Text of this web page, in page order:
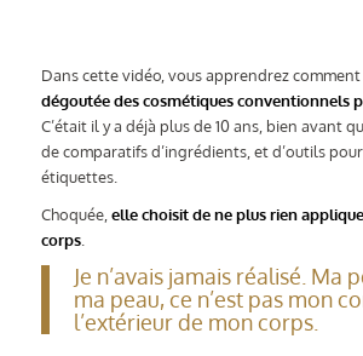
Dans cette vidéo, vous apprendrez
dégoutée des cosmétiques conventionnels
C’était il y a déjà plus de 10 ans, bien avant
de comparatifs d’ingrédients, et d’outils
étiquettes.
Choquée, elle choisit de ne plus rien
corps.
Je n’avais jamais réalisé. Ma
ma peau, ce n’est pas mon
l’extérieur de mon corps.